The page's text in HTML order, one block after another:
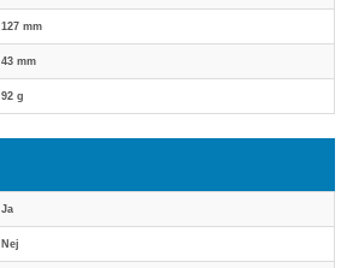
127 mm
43 mm
92 g
Ja
Nej